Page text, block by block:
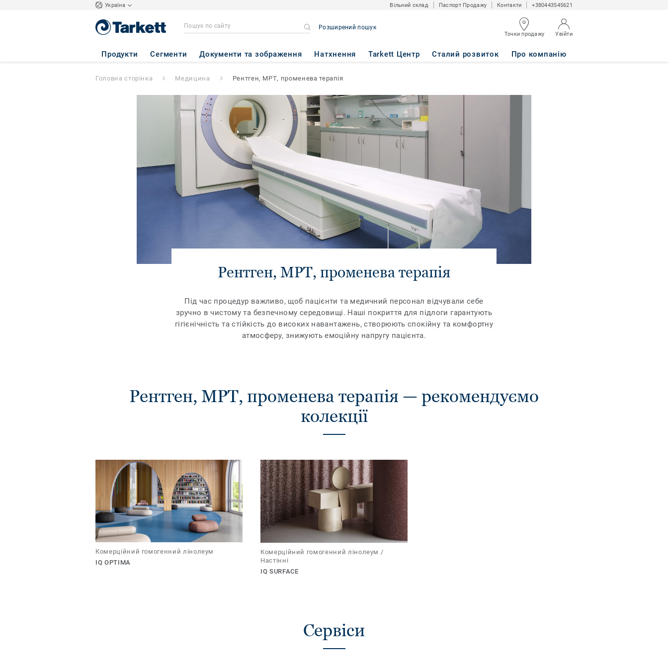
Україна Вільний склад Паспорт Продажу Контакти +380443545621
Розширений пошук
Точки продажу Увійти
Продукти Сегменти Документи та зображення Натхнення Tarkett Центр Сталий розвиток Про компанію
Головна сторінка Медицина Рентген, МРТ, променева терапія
Рентген, МРТ, променева терапія
Під час процедур важливо, щоб пацієнти та медичний персонал відчували себе
зручно в чистому та безпечному середовищі. Наші покриття для підлоги гарантують
гігієнічність та стійкість до високих навантажень, створюють спокійну та комфортну
атмосферу, знижують емоційну напругу пацієнта.
Рентген, МРТ, променева терапія — рекомендуємо
колекції
Комерційний гомогенний лінолеум
IQ OPTIMA
Комерційний гомогенний лінолеум /
Настінні
IQ SURFACE
Сервіси